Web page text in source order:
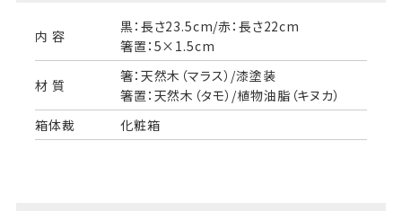
内 容
黒：長さ23.5cm/赤：長さ22cm
箸置：5×1.5cm
材 質
箸：天然木（マラス）/漆塗装
箸置：天然木（タモ）/植物油脂（キヌカ）
箱体裁
化粧箱